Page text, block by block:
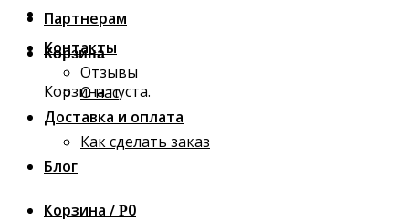
Корзина
Корзина пуста.
Партнерам
Контакты
Отзывы
О нас
Доставка и оплата
Как сделать заказ
Блог
Корзина / Р0